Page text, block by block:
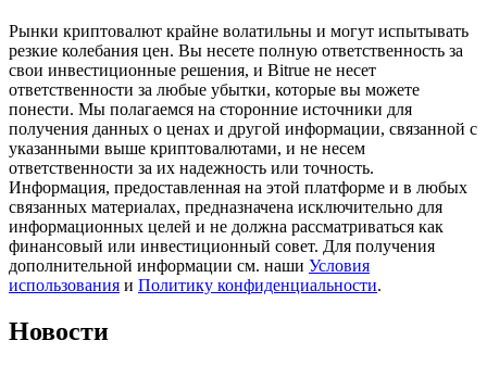
Станьте копи-трейдером
Наслаждайтесь распределением прибыли и комиссиями
за копи-трейдинг
Рынки криптовалют крайне волатильны и могут испытывать
резкие колебания цен. Вы несете полную ответственность за
свои инвестиционные решения, и Bitrue не несет
ответственности за любые убытки, которые вы можете
понести. Мы полагаемся на сторонние источники для
получения данных о ценах и другой информации, связанной с
указанными выше криптовалютами, и не несем
ответственности за их надежность или точность.
Информация, предоставленная на этой платформе и в любых
связанных материалах, предназначена исключительно для
информационных целей и не должна рассматриваться как
финансовый или инвестиционный совет. Для получения
дополнительной информации см. наши Условия
использования и Политику конфиденциальности.
Новости